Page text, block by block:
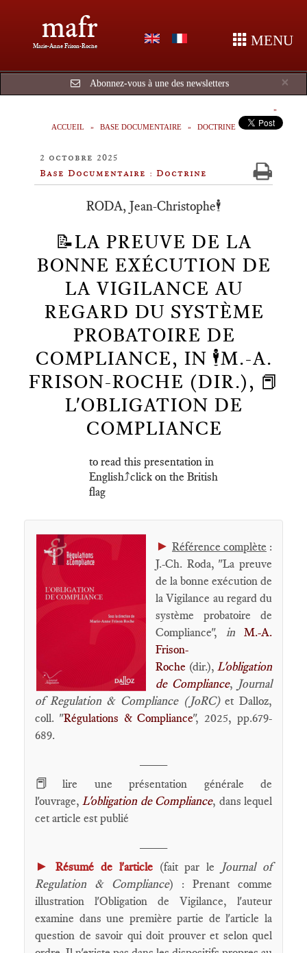
mafr
Marie-Anne Frison-Roche MENU
×
Abonnez-vous à une des newsletters
ACCUEIL BASE DOCUMENTAIRE DOCTRINE
2 octobre 2025
Base Documentaire : Doctrine
RODA, Jean-Christophe🕴️
📝LA PREUVE DE LA
BONNE EXÉCUTION DE
LA VIGILANCE AU
REGARD DU SYSTÈME
PROBATOIRE DE
COMPLIANCE, IN 🕴️M.-A.
FRISON-ROCHE (DIR.), 📕
L'OBLIGATION DE
COMPLIANCE
to read this presentation in
English⤴️click on the British
flag
► Référence complète :
J.-Ch. Roda, "La preuve
de la bonne exécution de
la Vigilance au regard du
système probatoire de
Compliance", in M.-A.
Frison-
Roche (dir.), L'obligation
de Compliance, Journal
of Regulation & Compliance (JoRC)et Dalloz,
coll. "Régulations & Compliance", 2025, pp.679-
689.
📕lire une présentation générale de
l'ouvrage,L'obligation de Compliance, dans lequel
cet article est publié
► Résumé de l'article (fait par le Journal of
Regulation & Compliance) : Prenant comme
illustration l'Obligation de Vigilance, l'auteur
examine dans une première partie de l'article la
question de savoir qui doit prouver et selon quel